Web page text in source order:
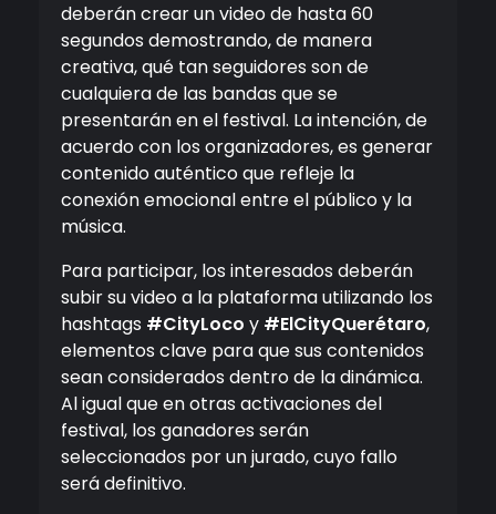
deberán crear un video de hasta 60
segundos demostrando, de manera
creativa, qué tan seguidores son de
cualquiera de las bandas que se
presentarán en el festival. La intención, de
acuerdo con los organizadores, es generar
contenido auténtico que refleje la
conexión emocional entre el público y la
música.
Para participar, los interesados deberán
subir su video a la plataforma utilizando los
hashtags #CityLoco y #ElCityQuerétaro,
elementos clave para que sus contenidos
sean considerados dentro de la dinámica.
Al igual que en otras activaciones del
festival, los ganadores serán
seleccionados por un jurado, cuyo fallo
será definitivo.